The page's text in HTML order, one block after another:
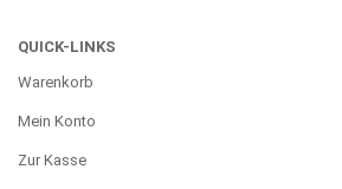
QUICK-LINKS
Warenkorb
Mein Konto
Zur Kasse